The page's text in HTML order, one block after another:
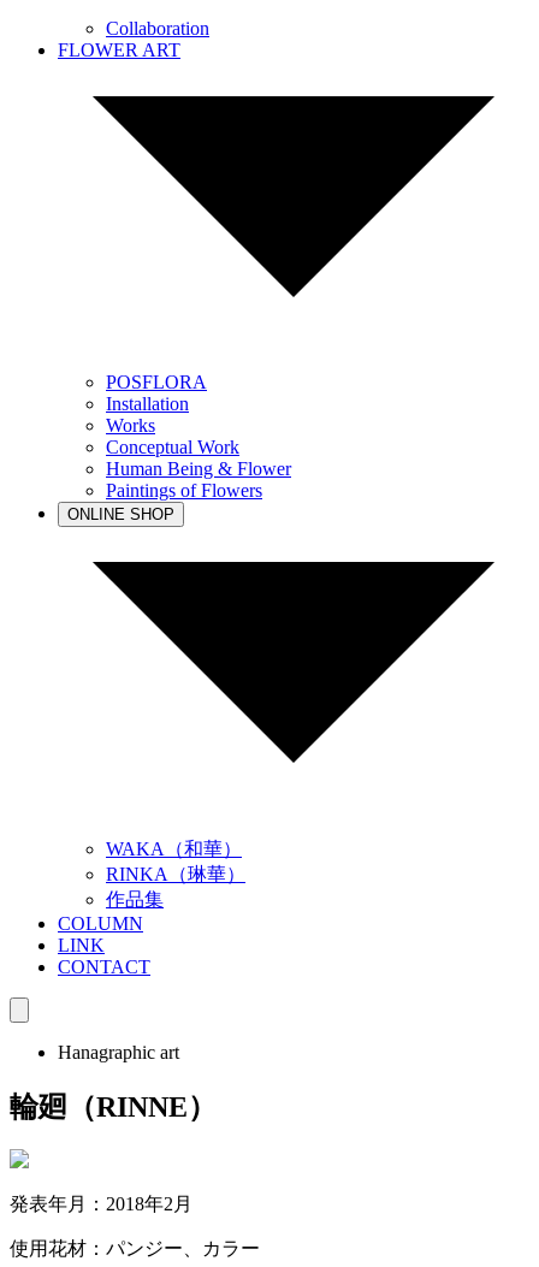
Collaboration
FLOWER ART
POSFLORA
Installation
Works
Conceptual Work
Human Being & Flower
Paintings of Flowers
ONLINE SHOP
WAKA（和華）
RINKA（琳華）
作品集
COLUMN
LINK
CONTACT
Hanagraphic art
輪廻（RINNE）
発表年月：2018年2月
使用花材：パンジー、カラー